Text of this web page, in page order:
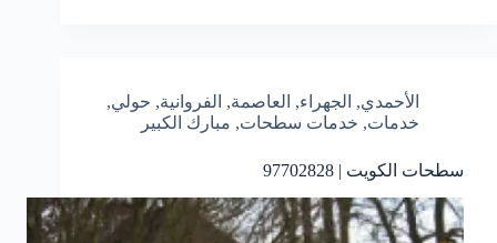
الأحمدي, الجهراء, العاصمة, الفروانية, حولي,
خدمات, خدمات سطحات, مبارك الكبير
سطحات الكويت | 97702828